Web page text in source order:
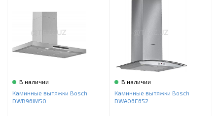
В наличии
Каминные вытяжки Bosch
DWB96IM50
В наличии
Каминные вытяжки Bosch
DWA06E652